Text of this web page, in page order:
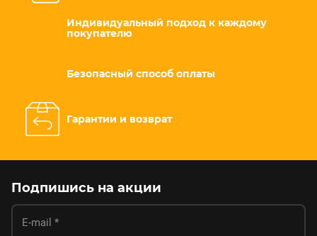
Индивидуальный подход к каждому
покупателю
Безопасный способ оплаты
Гарантии и возврат
Подпишись на акции